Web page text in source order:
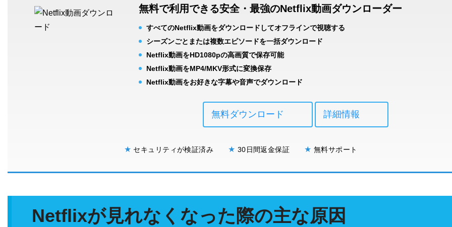
無料で利用できる安全・最強のNetflix動画ダウンローダー
すべてのNetflix動画をダウンロードしてオフラインで視聴する
シーズンごとまたは複数エピソードを一括ダウンロード
Netflix動画をHD1080pの高画質で保存可能
Netflix動画をMP4/MKV形式に変換保存
Netflix動画をお好きな字幕や音声でダウンロード
無料ダウンロード 詳細情報
★ セキュリティが検証済み ★ 30日間返金保証 ★ 無料サポート
Netflixが見れなくなった際の主な原因